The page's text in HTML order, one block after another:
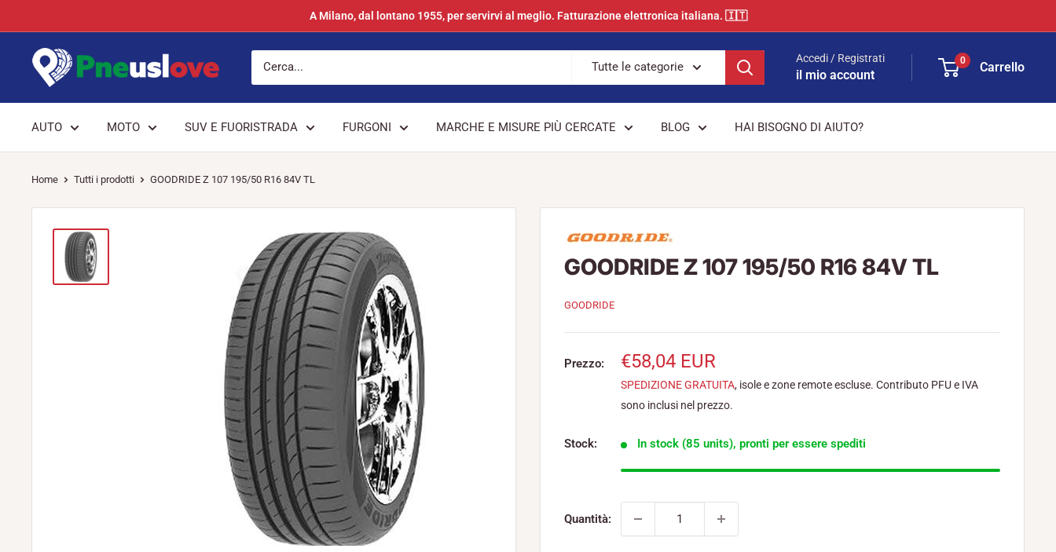
al
contenuto
A Milano, dal lontano 1955, per servirvi al meglio. Fatturazione elettronica italiana. 🇮🇹
Pneuslove
Tutte le categorie
Accedi / Registrati
il mio account
0 Carrello
AUTO MOTO SUV E FUORISTRADA FURGONI MARCHE E MISURE PIÙ CERCATE BLOG HAI BISOGNO DI AIUTO?
Home Tutti i prodotti GOODRIDE Z 107 195/50 R16 84V TL
GOODRIDE Z 107 195/50 R16 84V TL
GOODRIDE
Prezzo:
Prezzo
scontato
€58,04 EUR
SPEDIZIONE GRATUITA, isole e zone remote escluse. Contributo PFU e IVA
sono inclusi nel prezzo.
Stock: In stock (85 units), pronti per essere spediti
Quantità: